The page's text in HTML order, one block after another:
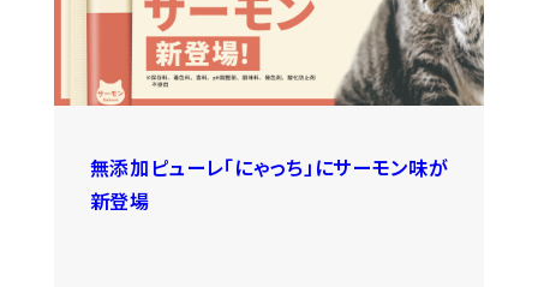
無添加ピューレ「にゃっち」にサーモン味が
新登場